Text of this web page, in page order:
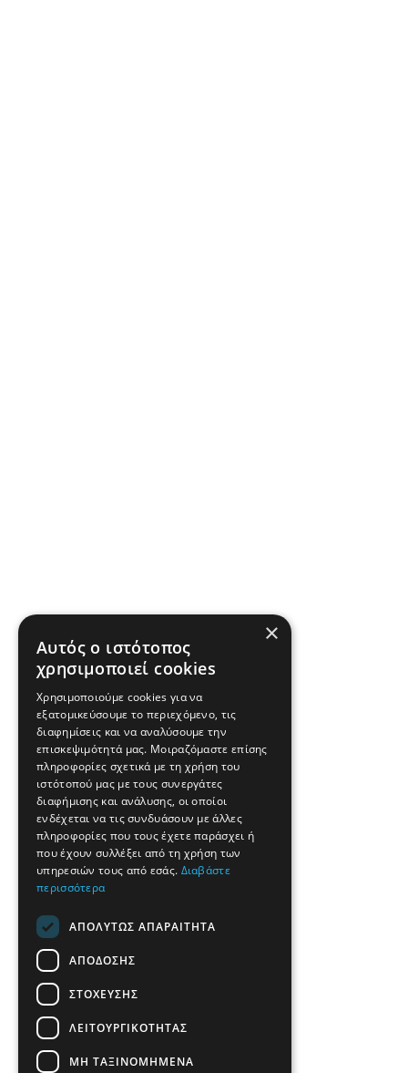
×
Αυτός ο ιστότοπος
χρησιμοποιεί cookies
Χρησιμοποιούμε cookies για να
εξατομικεύσουμε το περιεχόμενο, τις
διαφημίσεις και να αναλύσουμε την
επισκεψιμότητά μας. Μοιραζόμαστε επίσης
πληροφορίες σχετικά με τη χρήση του
ιστότοπού μας με τους συνεργάτες
διαφήμισης και ανάλυσης, οι οποίοι
ενδέχεται να τις συνδυάσουν με άλλες
πληροφορίες που τους έχετε παράσχει ή
που έχουν συλλέξει από τη χρήση των
υπηρεσιών τους από εσάς. Διαβάστε
περισσότερα
ΑΠΟΛΎΤΩΣ ΑΠΑΡΑΊΤΗΤΑ
ΑΠΌΔΟΣΗΣ
ΣΤΌΧΕΥΣΗΣ
ΛΕΙΤΟΥΡΓΙΚΌΤΗΤΑΣ
ΜΗ ΤΑΞΙΝΟΜΗΜΈΝΑ